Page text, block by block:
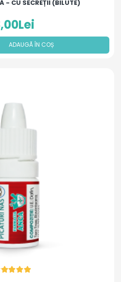
- CU SECREȚII (BILUTE)
ADAUGÃ ÎN COȘ